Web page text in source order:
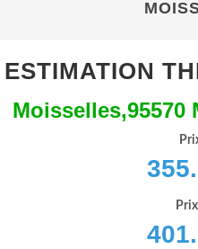
ESTIMATION
Moisselles,95570